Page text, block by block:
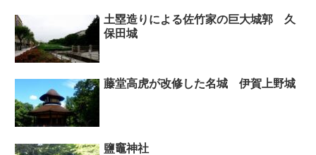
土塁造りによる佐竹家の巨大城郭 久
保田城
藤堂高虎が改修した名城 伊賀上野城
鹽竈神社